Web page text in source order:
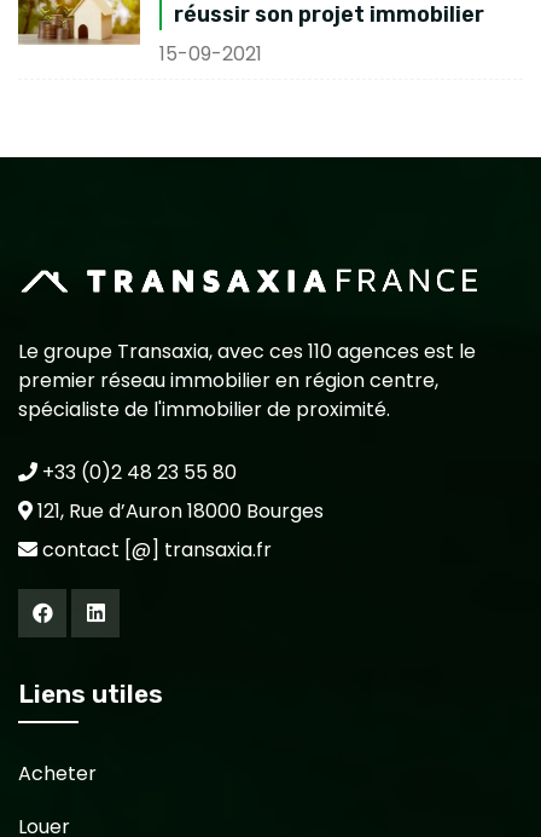
réussir son projet immobilier
15-09-2021
Le groupe Transaxia, avec ces 110 agences est le
premier réseau immobilier en région centre,
spécialiste de l'immobilier de proximité.
+33 (0)2 48 23 55 80
121, Rue d’Auron 18000 Bourges
contact [@] transaxia.fr
Liens utiles
Acheter
Louer